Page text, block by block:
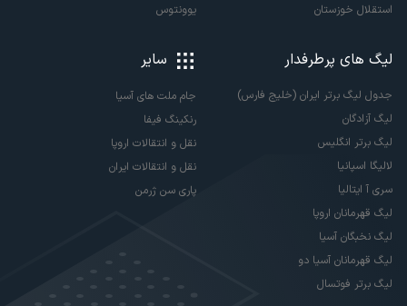
استقلال خوزستان
یوونتوس
لیگ های پرطرفدار
جدول لیگ برتر ایران (خلیج فارس)
لیگ آزادگان
لیگ برتر انگلیس
لالیگا اسپانیا
سری آ ایتالیا
لیگ قهرمانان اروپا
لیگ نخبگان آسیا
لیگ قهرمانان آسیا دو
لیگ برتر فوتسال
سایر
جام ملت های آسیا
رنکینگ فیفا
نقل و انتقالات اروپا
نقل و انتقالات ایران
پاری سن ژرمن